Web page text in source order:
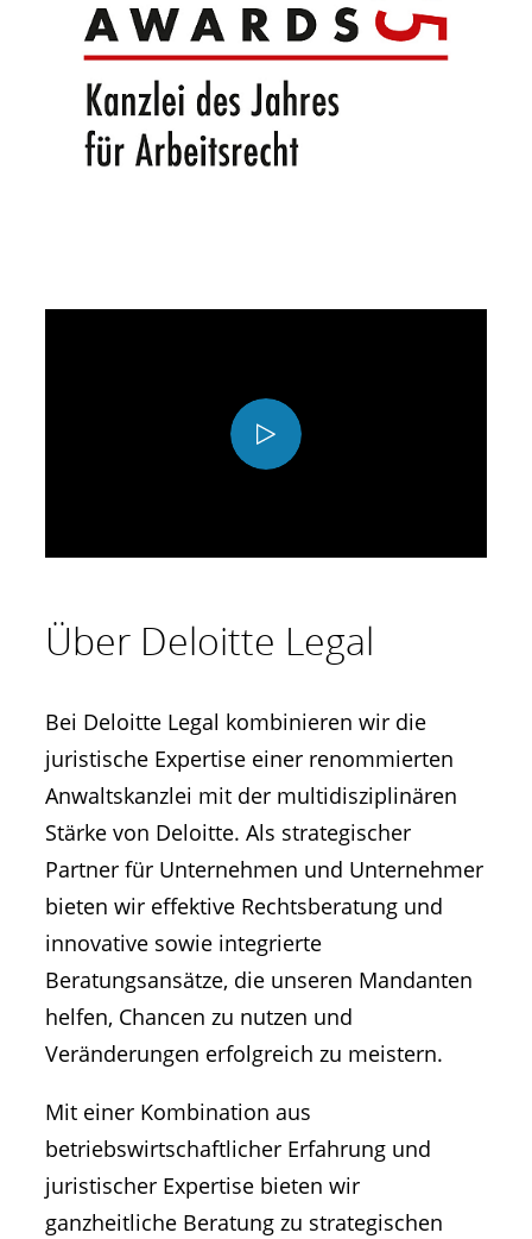
Über Deloitte Legal
Bei Deloitte Legal kombinieren wir die
juristische Expertise einer renommierten
Anwaltskanzlei mit der multidisziplinären
Stärke von Deloitte. Als strategischer
Partner für Unternehmen und Unternehmer
bieten wir effektive Rechtsberatung und
innovative sowie integrierte
Beratungsansätze, die unseren Mandanten
helfen, Chancen zu nutzen und
Veränderungen erfolgreich zu meistern.
Mit einer Kombination aus
betriebswirtschaftlicher Erfahrung und
juristischer Expertise bieten wir
ganzheitliche Beratung zu strategischen
Play
Video